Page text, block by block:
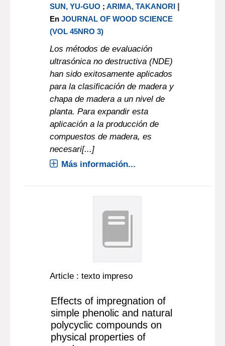
SUN, YU-GUO ; ARIMA, TAKANORI |
En JOURNAL OF WOOD SCIENCE
(VOL 45NRO 3)
Los métodos de evaluación
ultrasónica no destructiva (NDE)
han sido exitosamente aplicados
para la clasificación de madera y
chapa de madera a un nivel de
planta. Para expandir esta
aplicación a la producción de
compuestos de madera, es
necesari[...]
Más información...
Article : texto impreso
Effects of impregnation of
simple phenolic and natural
polycyclic compounds on
physical properties of